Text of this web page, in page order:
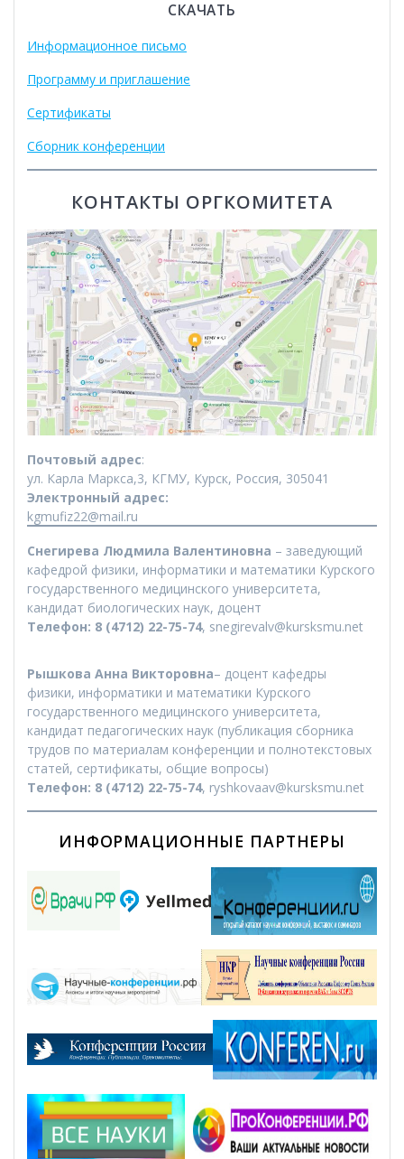
СКАЧАТЬ
Информационное письмо
Программу и приглашение
Сертификаты
Сборник конференции
КОНТАКТЫ ОРГКОМИТЕТА
Почтовый адрес:
ул. Карла Маркса,3, КГМУ, Курск, Россия, 305041
Электронный адрес:
kgmufiz22@mail.ru
Снегирева Людмила Валентиновна – заведующий
кафедрой физики, информатики и математики Курского
государственного медицинского университета,
кандидат биологических наук, доцент
Телефон: 8 (4712) 22-75-74, snegirevalv@kursksmu.net
Рышкова Анна Викторовна– доцент кафедры
физики, информатики и математики Курского
государственного медицинского университета,
кандидат педагогических наук (публикация сборника
трудов по материалам конференции и полнотекстовых
статей, сертификаты, общие вопросы)
Телефон: 8 (4712) 22-75-74, ryshkovaav@kursksmu.net
ИНФОРМАЦИОННЫЕ ПАРТНЕРЫ